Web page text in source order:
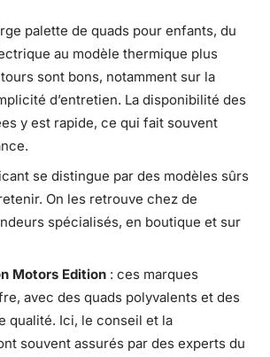
palette de quads pour enfants, du
au modèle thermique plus
sont bons, notamment sur la
d’entretien. La disponibilité des
y est rapide, ce qui fait souvent
se distingue par des modèles sûrs
On les retrouve chez de
spécialisés, en boutique et sur
Motors Edition : ces marques
avec des quads polyvalents et des
qualité. Ici, le conseil et la
souvent assurés par des experts du